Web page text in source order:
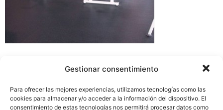
Gestionar consentimiento
Para ofrecer las mejores experiencias, utilizamos tecnologías como las
cookies para almacenar y/o acceder a la información del dispositivo. El
consentimiento de estas tecnologías nos permitirá procesar datos como
Deja una respuesta
Tu dirección de correo electrónico no será publicada.
Los campos obligatorios están marcados con*